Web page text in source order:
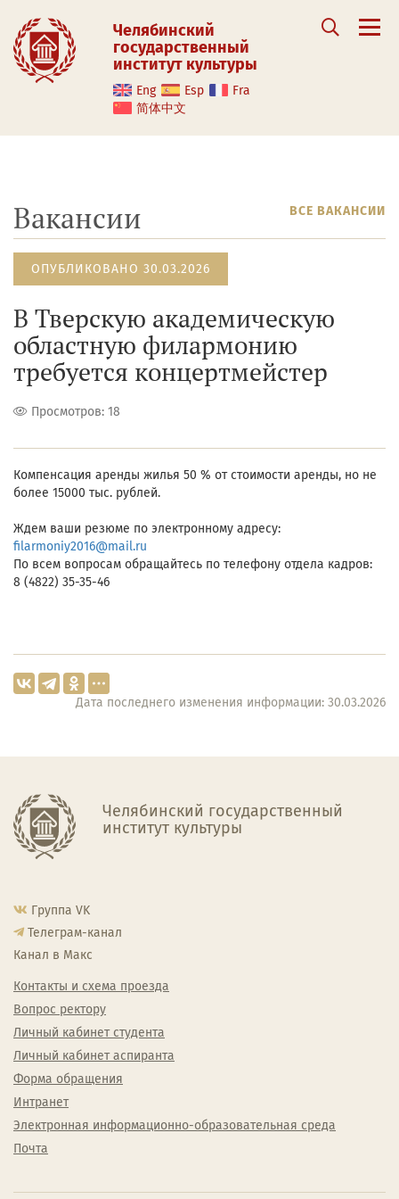
Челябинский
государственный
институт культуры
Eng Esp
Fra
简体中文
Вакансии ВСЕ ВАКАНСИИ
ОПУБЛИКОВАНО 30.03.2026
В Тверскую академическую
областную филармонию
требуется концертмейстер
Просмотров: 18
Компенсация аренды жилья 50 % от стоимости аренды, но не
более 15000 тыс. рублей.
Ждем ваши резюме по электронному адресу:
filarmoniy2016@mail.ru
По всем вопросам обращайтесь по телефону отдела кадров:
8 (4822) 35-35-46
Дата последнего изменения информации: 30.03.2026
Челябинский государственный
институт культуры
Группа VK
Телеграм-канал
Канал в Макс
Контакты и схема проезда
Вопрос ректору
Личный кабинет студента
Личный кабинет аспиранта
Форма обращения
Интранет
Электронная информационно-образовательная среда
Почта